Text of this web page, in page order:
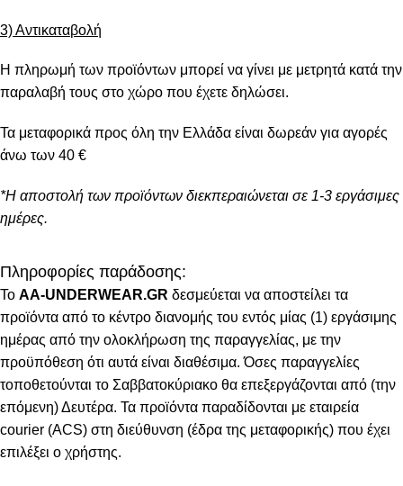
3) Αντικαταβολή
Η πληρωμή των προϊόντων μπορεί να γίνει με μετρητά κατά την
παραλαβή τους στο χώρο που έχετε δηλώσει.
Τα μεταφορικά προς όλη την Ελλάδα είναι δωρεάν για αγορές
άνω των 40 €
*Η αποστολή των προϊόντων διεκπεραιώνεται σε 1-3 εργάσιμες
ημέρες.
Πληροφορίες παράδοσης:
To AA-UNDERWEAR.GR δεσμεύεται να αποστείλει τα
προϊόντα από το κέντρο διανομής του εντός μίας (1) εργάσιμης
ημέρας από την ολοκλήρωση της παραγγελίας, με την
προϋπόθεση ότι αυτά είναι διαθέσιμα. Όσες παραγγελίες
τοποθετούνται το Σαββατοκύριακο θα επεξεργάζονται από (την
επόμενη) Δευτέρα. Τα προϊόντα παραδίδονται με εταιρεία
courier (ACS) στη διεύθυνση (έδρα της μεταφορικής) που έχει
επιλέξει ο χρήστης.